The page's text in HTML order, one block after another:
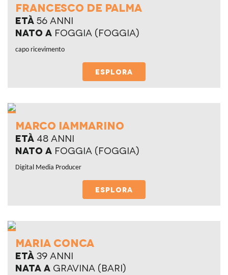
francesco de palma
Età 56 anni
Nato a foggia (foggia)
capo ricevimento
ESPLORA
marco iammarino
Età 48 anni
Nato a Foggia (Foggia)
Digital Media Producer
ESPLORA
maria conca
Età 39 anni
Nata a gravina (bari)